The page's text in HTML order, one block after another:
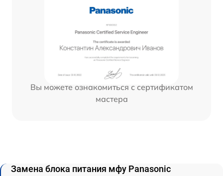
Вы можете ознакомиться с сертификатом
мастера
Замена блока питания мфу Panasonic